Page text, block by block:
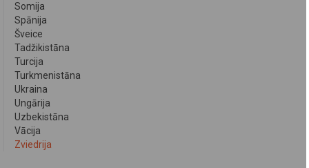
Somija
Spānija
Šveice
Tadžikistāna
Turcija
Turkmenistāna
Ukraina
Ungārija
Uzbekistāna
Vācija
Zviedrija